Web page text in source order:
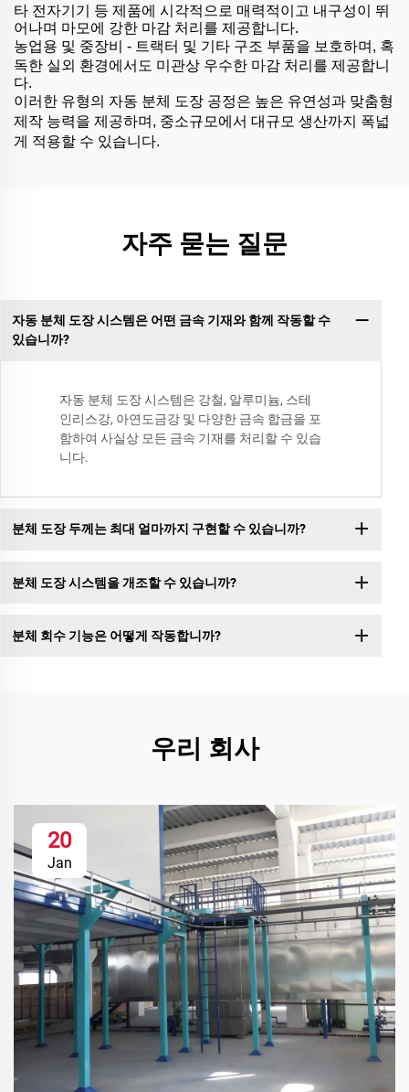
타 전자기기 등 제품에 시각적으로 매력적이고 내구성이 뛰
어나며 마모에 강한 마감 처리를 제공합니다.
농업용 및 중장비 - 트랙터 및 기타 구조 부품을 보호하며, 혹
독한 실외 환경에서도 미관상 우수한 마감 처리를 제공합니
다.
이러한 유형의 자동 분체 도장 공정은 높은 유연성과 맞춤형
제작 능력을 제공하며, 중소규모에서 대규모 생산까지 폭넓
게 적용할 수 있습니다.
자주 묻는 질문
자동 분체 도장 시스템은 어떤 금속 기재와 함께 작동할 수
있습니까?
자동 분체 도장 시스템은 강철, 알루미늄, 스테
인리스강, 아연도금강 및 다양한 금속 합금을 포
함하여 사실상 모든 금속 기재를 처리할 수 있습
니다.
분체 도장 두께는 최대 얼마까지 구현할 수 있습니까?
분체 도장 시스템을 개조할 수 있습니까?
분체 회수 기능은 어떻게 작동합니까?
우리 회사
20
Jan